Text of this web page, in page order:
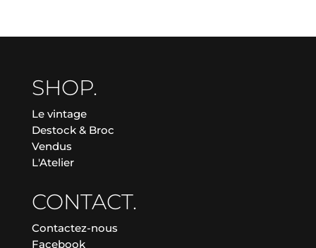
SHOP.
Le vintage
Destock & Broc
Vendus
L'Atelier
CONTACT.
Contactez-nous
Facebook